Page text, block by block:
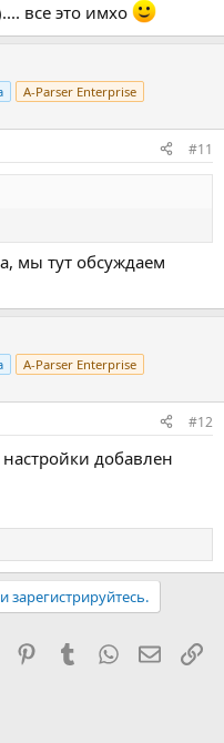
все это имхо
A-Parser Enterprise
#11
мы тут обсуждаем
A-Parser Enterprise
#12
добавлен
зарегистрируйтесь.
PinterestTumblr WhatsApp